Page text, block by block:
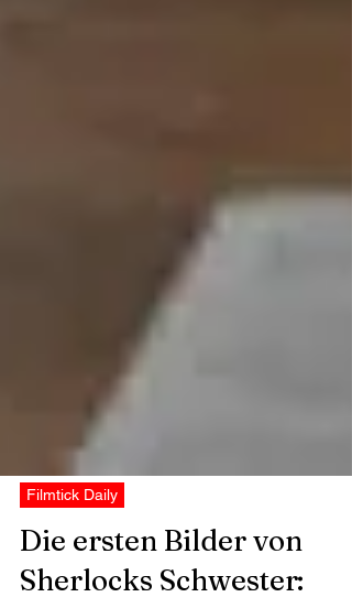
Filmtick Daily
Die ersten Bilder von